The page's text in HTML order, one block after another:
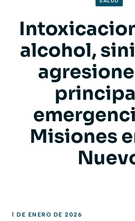
alcohol,
Misiones
1 DE ENERO DE 2026